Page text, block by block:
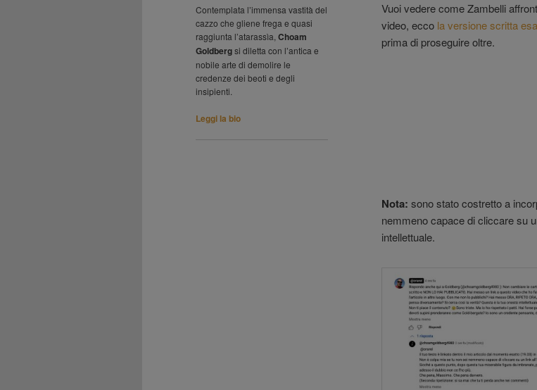
Vuoi vedere come Zambelli
video, ecco la versione scritta
prima di proseguire oltre.
Nota: sono stato costretto a
nemmeno capace di cliccare su
intellettuale.
Contemplata l’immensa vastità del
cazzo che gliene frega e quasi
raggiunta l’atarassìa, Choam
Goldbergsi diletta con l’antica e
nobile arte di demolire le
credenze dei beoti e degli
insipienti.
Leggi la bio